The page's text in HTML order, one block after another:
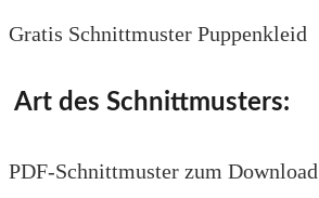
Gratis Schnittmuster Puppenkleid
Art des Schnittmusters:
PDF-Schnittmuster zum Download